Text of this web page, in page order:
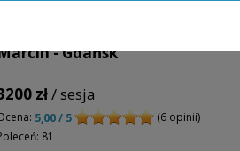
- Gdańsk
zł/ sesja
5,00 / 5
(6 opinii)
81